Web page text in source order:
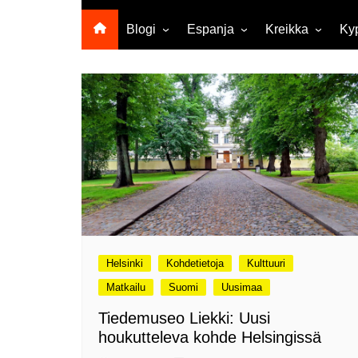
Blogi
Helsinkipäivänä oli tarjolla
musiikkia, taidetta ja kesän
ensitunnelmia
Maailma kylässä -festivaali
Tekoälyä
matkasuunnittelussa?
Väärä väri valokuvanäyttely
Olli ja Eino vuoden!
Vuoden ensimmäinen
etelänmatka
kierrätyskeskuksen
myymälään?
Espanja Kreikka
Rodos
ja
Helsinki Kohdetietoja
Kulttuuri
Matkailu
Suomi Uusimaa
Tiedemuseo Liekki: Uusi
houkutteleva kohde Helsingissä